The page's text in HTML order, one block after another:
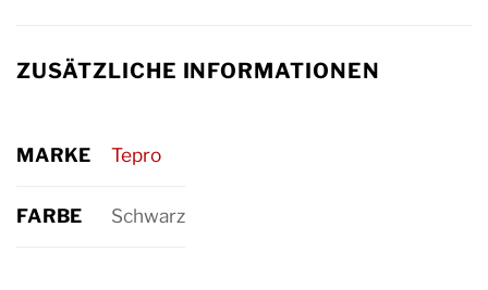
ZUSÄTZLICHE INFORMATIONEN
MARKE Tepro
FARBE Schwarz